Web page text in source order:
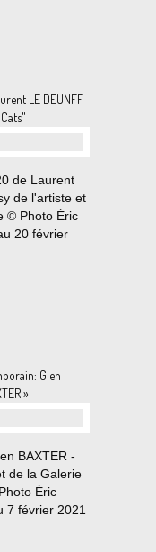
son
les
LE DEUNFF
de Laurent
de l'artiste et
© Photo Éric
20 février
et moi.
du bonheur .
Glen
»
BAXTER -
de la Galerie
Éric
7 février 2021
les salles